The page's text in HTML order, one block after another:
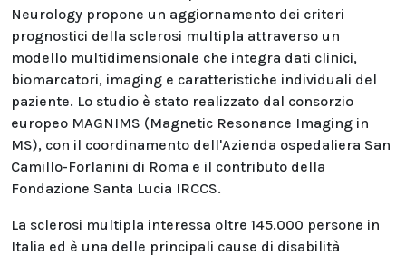
Neurology propone un aggiornamento dei criteri
prognostici della sclerosi multipla attraverso un
modello multidimensionale che integra dati clinici,
biomarcatori, imaging e caratteristiche individuali del
paziente. Lo studio è stato realizzato dal consorzio
europeo MAGNIMS (Magnetic Resonance Imaging in
MS), con il coordinamento dell'Azienda ospedaliera San
Camillo-Forlanini di Roma e il contributo della
Fondazione Santa Lucia IRCCS.
La sclerosi multipla interessa oltre 145.000 persone in
Italia ed è una delle principali cause di disabilità